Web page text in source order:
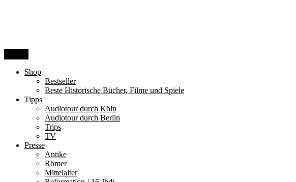
Shop
Bestseller
Beste Historische Bücher, Filme und Spiele
Tipps
Audiotour durch Köln
Audiotour durch Berlin
Trips
TV
Presse
Antike
Römer
Mittelalter